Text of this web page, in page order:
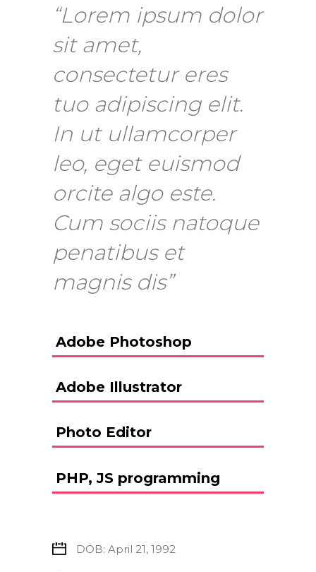
“Lorem ipsum dolor
sit amet,
consectetur eres
tuo adipiscing elit.
In ut ullamcorper
leo, eget euismod
orcite algo este.
Cum sociis natoque
penatibus et
magnis dis”
Adobe Photoshop
Adobe Illustrator
Photo Editor
PHP, JS programming
DOB: April 21, 1992